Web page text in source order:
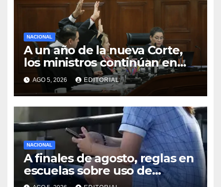
NACIONAL
A un año de la nueva Corte,
los ministros continúan en
modo de prueba
AGO 5, 2026 EDITORIAL
NACIONAL
A finales de agosto, reglas en
escuelas sobre uso de
celulares y redes sociales: